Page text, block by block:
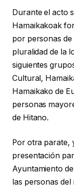
Durante el acto
Hamaikakoak
por personas
pluralidad de la
siguientes
Cultural,
Hamaikako de
personas
de Hitano.
Por otra parate,
presentación
Ayuntamiento
las personas